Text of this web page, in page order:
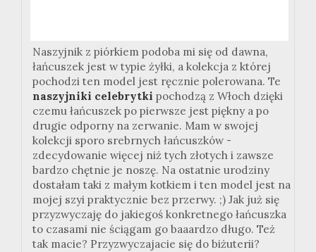
Naszyjnik z piórkiem podoba mi się od dawna,
łańcuszek jest w typie żyłki, a kolekcja z której
pochodzi ten model jest ręcznie polerowana. Te
naszyjniki celebrytki pochodzą z Włoch dzięki
czemu łańcuszek po pierwsze jest piękny a po
drugie odporny na zerwanie. Mam w swojej
kolekcji sporo srebrnych łańcuszków -
zdecydowanie więcej niż tych złotych i zawsze
bardzo chętnie je noszę. Na ostatnie urodziny
dostałam taki z małym kotkiem i ten model jest na
mojej szyi praktycznie bez przerwy. ;) Jak już się
przyzwyczaję do jakiegoś konkretnego łańcuszka
to czasami nie ściągam go baaardzo długo. Też
tak macie? Przyzwyczajacie się do biżuterii?